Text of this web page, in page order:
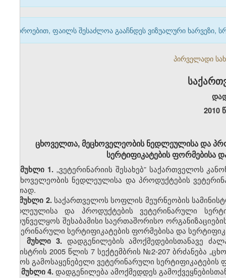
დროებით, ფაილს შესაძლოა გააჩნდეს ვიზუალური ხარვეზი,
პირველადი
2010
ცხოველთა, მეცხოველეობის ნედლეულისა და
სერტიფიკატების ფორმებისა
მუხლი 1. „ვეტერინარიის შესახებ” საქართველოს
მეცხოველეობის ნედლეულისა და პროდუქტების
ერთად.
მუხლი 2. საქართველოს სოფლის მეურნეობის
ნედლეულისა და პროდუქტების ვეტერინარული
უზრუნველყოს შესაბამისი საერთაშორისო
ვეტერინარული სერტიფიკატების ფორმებისა და
მუხლი 3. დადგენილების ამოქმედებისთანავე
მინისტრის 2005 წლის 7 სექტემბრის №2-207 ბრძანება
დროს გამოსაყენებელი ვეტერინარული სერტიფიკატების
მუხლი 4. დადგენილება ამოქმედდეს